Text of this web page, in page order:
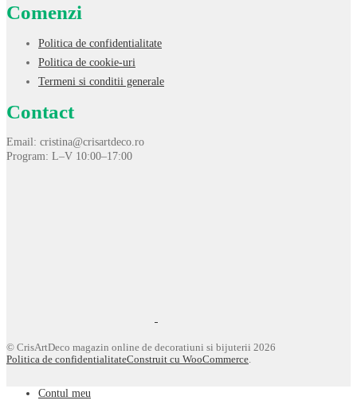
Comenzi
Politica de confidentialitate
Politica de cookie-uri
Termeni si conditii generale
Contact
Email: cristina@crisartdeco.ro
Program: L–V 10:00–17:00
© CrisArtDeco magazin online de decoratiuni si bijuterii 2026
Politica de confidentialitateConstruit cu WooCommerce.
Contul meu